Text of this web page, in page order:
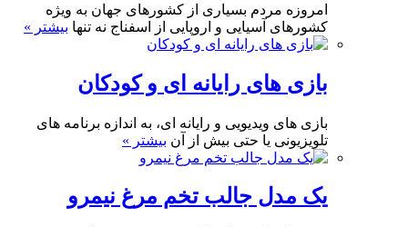
امروزه مردم بسیاری از کشورهای جهان به ویژه
کشورهای آسیایی و اروپایی از اسفناج نه تنها بیشتر »
بازی های رایانه ای و کودکان
بازی های ویدیویی و رایانه ای، به اندازه برنامه های
تلویزیونی یا حتی بیش از آن بیشتر »
یک مدل جالب تخم مرغ نیمرو